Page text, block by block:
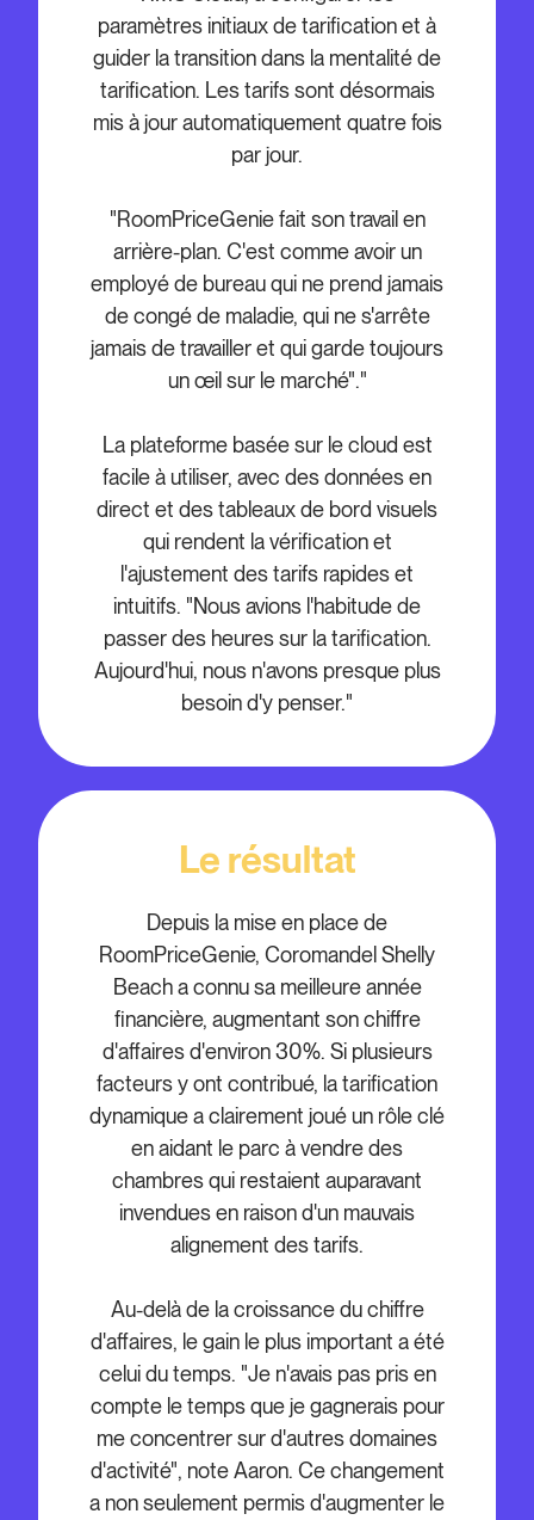
paramètres initiaux de tarification et à
guider la transition dans la mentalité de
tarification. Les tarifs sont désormais
mis à jour automatiquement quatre fois
par jour.
"RoomPriceGenie fait son travail en
arrière-plan. C'est comme avoir un
employé de bureau qui ne prend jamais
de congé de maladie, qui ne s'arrête
jamais de travailler et qui garde toujours
un œil sur le marché"."
La plateforme basée sur le cloud est
facile à utiliser, avec des données en
direct et des tableaux de bord visuels
qui rendent la vérification et
l'ajustement des tarifs rapides et
intuitifs. "Nous avions l'habitude de
passer des heures sur la tarification.
Aujourd'hui, nous n'avons presque plus
besoin d'y penser."
Le résultat
Depuis la mise en place de
RoomPriceGenie, Coromandel Shelly
Beach a connu sa meilleure année
financière, augmentant son chiffre
d'affaires d'environ 30%. Si plusieurs
facteurs y ont contribué, la tarification
dynamique a clairement joué un rôle clé
en aidant le parc à vendre des
chambres qui restaient auparavant
invendues en raison d'un mauvais
alignement des tarifs.
Au-delà de la croissance du chiffre
d'affaires, le gain le plus important a été
celui du temps. "Je n'avais pas pris en
compte le temps que je gagnerais pour
me concentrer sur d'autres domaines
d'activité", note Aaron. Ce changement
a non seulement permis d'augmenter le